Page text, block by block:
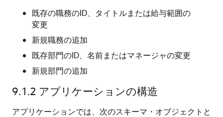
既存の職務のID、タイトルまたは給与範囲の
変更
新規職務の追加
既存部門のID、名前またはマネージャの変更
新規部門の追加
9.1.2 アプリケーションの構造
アプリケーションでは、次のスキーマ・オブジェクトと